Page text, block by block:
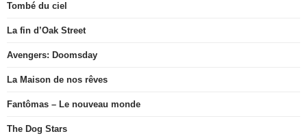
Tombé du ciel
La fin d’Oak Street
Avengers: Doomsday
La Maison de nos rêves
Fantômas – Le nouveau monde
The Dog Stars